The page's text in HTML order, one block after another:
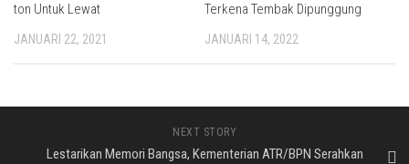
ton Untuk Lewat
JANUARI 22, 2021
Terkena Tembak Dipunggung
JANUARI 14, 2022
NEXT STORY
Lestarikan Memori Bangsa, Kementerian ATR/BPN Serahkan